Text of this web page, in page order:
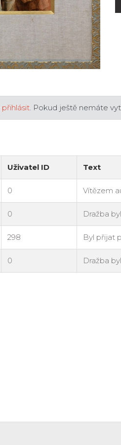
přihlásit. Pokud ještě nemáte